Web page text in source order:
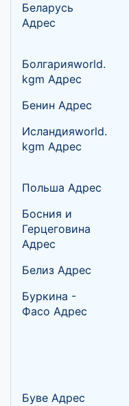
Беларусь
Адрес
Болгарияworld.
kgm Адрес
Бенин Адрес
Исландияworld.
kgm Адрес
Польша Адрес
Босния и
Герцеговина
Адрес
Белиз Адрес
Буркина -
Фасо Адрес
Буве Адрес